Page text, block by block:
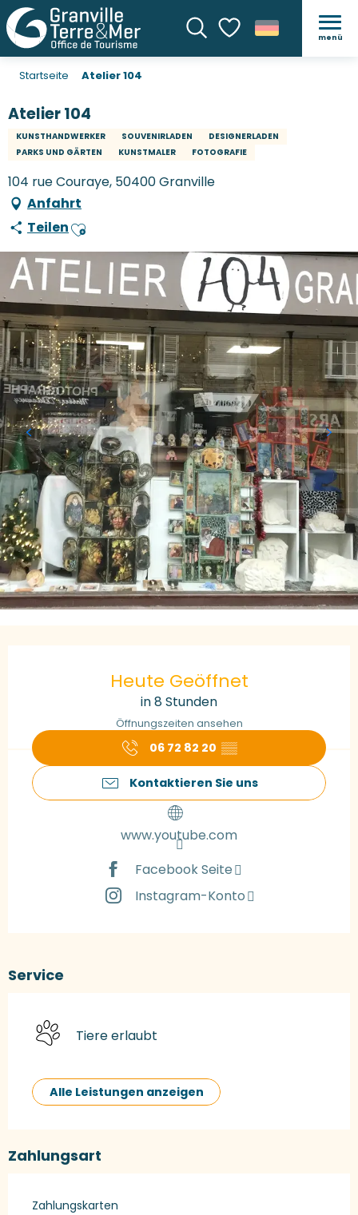
SucheVoir les favoris
menü
Startseite Atelier 104
Atelier 104
KUNSTHANDWERKER SOUVENIRLADEN
DESIGNERLADEN
PARKS UND GÄRTEN
KUNSTMALER FOTOGRAFIE
104 rue Couraye, 50400 Granville
Anfahrt
TeilenAjouter aux favoris
Heute Geöffnet
in 8 Stunden
Öffnungszeiten ansehen
06 72 82 20 ▒▒
Kontaktieren Sie uns
www.youtube.com
Facebook Seite
Instagram-Konto
Service
Tiere erlaubt
Alle Leistungen anzeigen
Zahlungsart
Zahlungskarten